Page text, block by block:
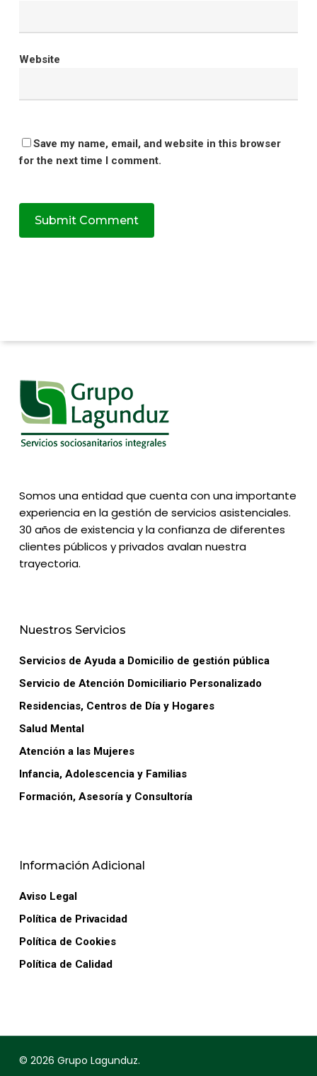
Website
Save my name, email, and website in this browser
for the next time I comment.
Somos una entidad que cuenta con una importante
experiencia en la gestión de servicios asistenciales.
30 años de existencia y la confianza de diferentes
clientes públicos y privados avalan nuestra
trayectoria.
Nuestros Servicios
Servicios de Ayuda a Domicilio de gestión pública
Servicio de Atención Domiciliario Personalizado
Residencias, Centros de Día y Hogares
Salud Mental
Atención a las Mujeres
Infancia, Adolescencia y Familias
Formación, Asesoría y Consultoría
Información Adicional
Aviso Legal
Política de Privacidad
Política de Cookies
Política de Calidad
© 2026 Grupo Lagunduz.